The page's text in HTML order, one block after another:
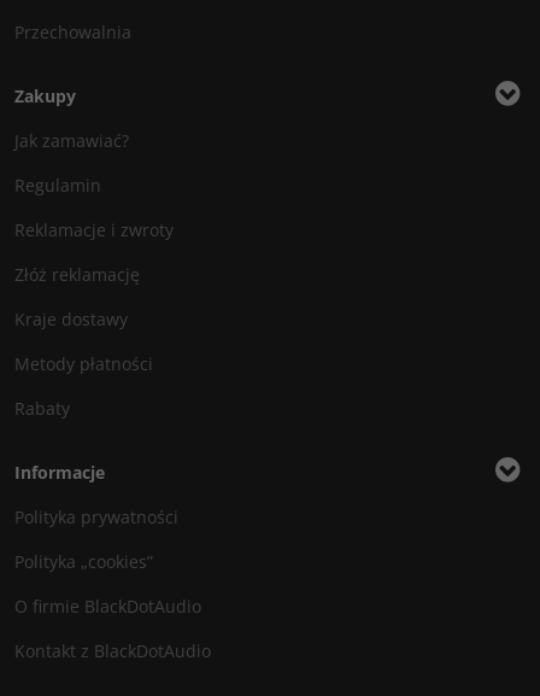
Przechowalnia
Zakupy
Jak zamawiać?
Regulamin
Reklamacje i zwroty
Złóż reklamację
Kraje dostawy
Metody płatności
Rabaty
Informacje
Polityka prywatności
Polityka „cookies”
O firmie BlackDotAudio
Kontakt z BlackDotAudio